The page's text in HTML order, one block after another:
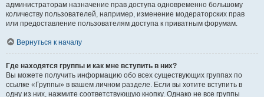
администраторам назначение прав доступа одновременно большому
количеству пользователей, например, изменение модераторских прав
или предоставление пользователям доступа к приватным форумам.
Вернуться к началу
Где находятся группы и как мне вступить в них?
Вы можете получить информацию обо всех существующих группах по
ссылке «Группы» в вашем личном разделе. Если вы хотите вступить в
одну из них, нажмите соответствующую кнопку. Однако не все группы